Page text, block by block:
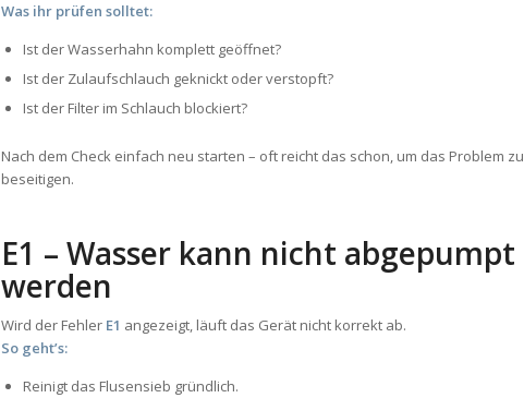
Was ihr prüfen solltet:
Ist der Wasserhahn komplett geöffnet?
Ist der Zulaufschlauch geknickt oder verstopft?
Ist der Filter im Schlauch blockiert?
Nach dem Check einfach neu starten – oft reicht das schon, um das Problem zu
beseitigen.
E1 – Wasser kann nicht abgepumpt
werden
Wird der Fehler E1 angezeigt, läuft das Gerät nicht korrekt ab.
So geht’s:
Reinigt das Flusensieb gründlich.